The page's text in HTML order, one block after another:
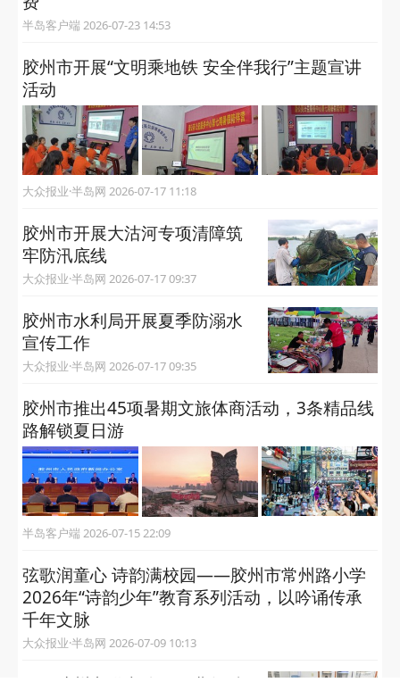
半岛客户端 2026-07-23 14:53
胶州市开展“文明乘地铁 安全伴我行”主题宣讲
活动
大众报业·半岛网 2026-07-17 11:18
胶州市开展大沽河专项清障筑
牢防汛底线
大众报业·半岛网 2026-07-17 09:37
胶州市水利局开展夏季防溺水
宣传工作
大众报业·半岛网 2026-07-17 09:35
胶州市推出45项暑期文旅体商活动，3条精品线
路解锁夏日游
半岛客户端 2026-07-15 22:09
弦歌润童心 诗韵满校园——胶州市常州路小学
2026年“诗韵少年”教育系列活动，以吟诵传承
千年文脉
大众报业·半岛网 2026-07-09 10:13
国网胶州市供电公司：业数融